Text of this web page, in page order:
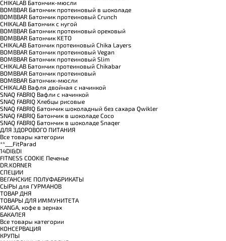
CHIKALAB Батончик-мюсли
BOMBBAR Батончик протеиновый в шоколаде
BOMBBAR Батончик протеиновый Crunch
CHIKALAB Батончик с нугой
BOMBBAR Батончик протеиновый ореховый
BOMBBAR Батончик KETO
CHIKALAB Батончик протеиновый Chika Layers
BOMBBAR Батончик протеиновый Vegan
BOMBBAR Батончик протеиновый Slim
CHIKALAB Батончик протеиновый Chikabar
BOMBBAR Батончик протеиновый
BOMBBAR Батончик-мюсли
CHIKALAB Вафля двойная с начинкой
SNAQ FABRIQ Вафли с начинкой
SNAQ FABRIQ Хлебцы рисовые
SNAQ FABRIQ Батончик шоколадный без сахара Qwikler
SNAQ FABRIQ Батончик в шоколаде Coco
SNAQ FABRIQ Батончик в шоколаде Snaqer
ДЛЯ ЗДОРОВОГО ПИТАНИЯ
Все товары категории
**___FitParad
14DI&DI
FITNESS COOKIE Печенье
DR.KORNER
СПЕЦИИ
ВЕГАНСКИЕ ПОЛУФАБРИКАТЫ
СЫРЫ для ГУРМАНОВ
TОВАР ДНЯ
TОВАРЫ ДЛЯ ИММУНИТЕТА
КANGA, кофе в зернах
БАКАЛЕЯ
Все товары категории
КОНСЕРВАЦИЯ
КРУПЫ